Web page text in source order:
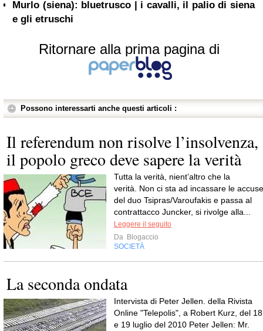
Murlo (siena): bluetrusco | i cavalli, il palio di siena
e gli etruschi
Ritornare alla prima pagina di
Possono interessarti anche questi articoli :
Il referendum non risolve l’insolvenza,
il popolo greco deve sapere la verità
Tutta la verità, nient’altro che la
verità. Non ci sta ad incassare le accuse
del duo Tsipras/Varoufakis e passa al
contrattacco Juncker, si rivolge alla...
Leggere il seguito
Da Blogaccio
SOCIETÀ
La seconda ondata
Intervista di Peter Jellen. della Rivista
Online "Telepolis", a Robert Kurz, del 18
e 19 luglio del 2010 Peter Jellen: Mr.